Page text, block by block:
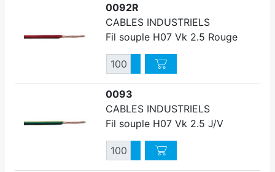
0092R
CABLES INDUSTRIELS
Fil souple H07 Vk 2.5 Rouge
QuantitéAugmenter quantité
Diminuer quantité
0093
CABLES INDUSTRIELS
Fil souple H07 Vk 2.5 J/V
QuantitéAugmenter quantité
Diminuer quantité